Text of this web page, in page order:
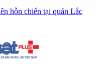
hỗn chiến tại quán Lắc